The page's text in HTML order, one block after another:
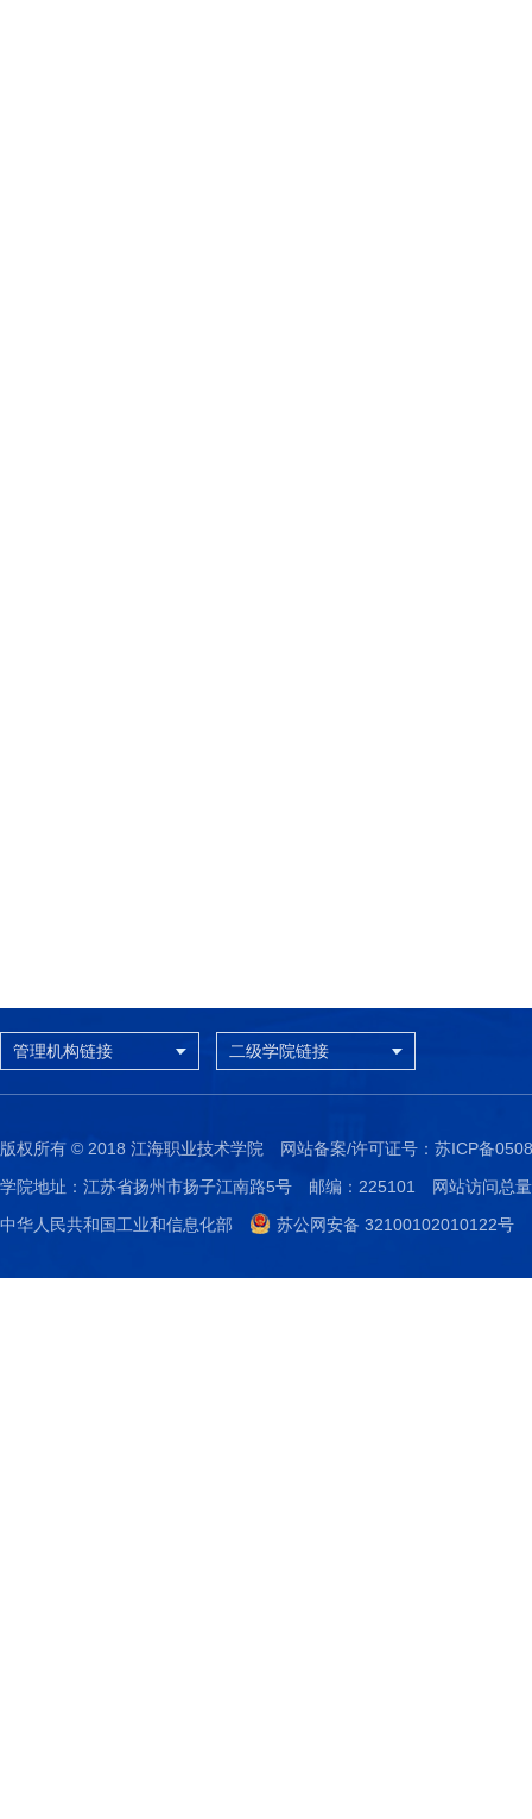
管理机构链接 二级学院链接
版权所有 © 2018 江海职业技术学院 网站备案/许可证号： 苏ICP备
学院地址：江苏省扬州市扬子江南路5号
邮编：225101
网站访问总
中华人民共和国工业和信息化部
苏公网安备 32100102010122号